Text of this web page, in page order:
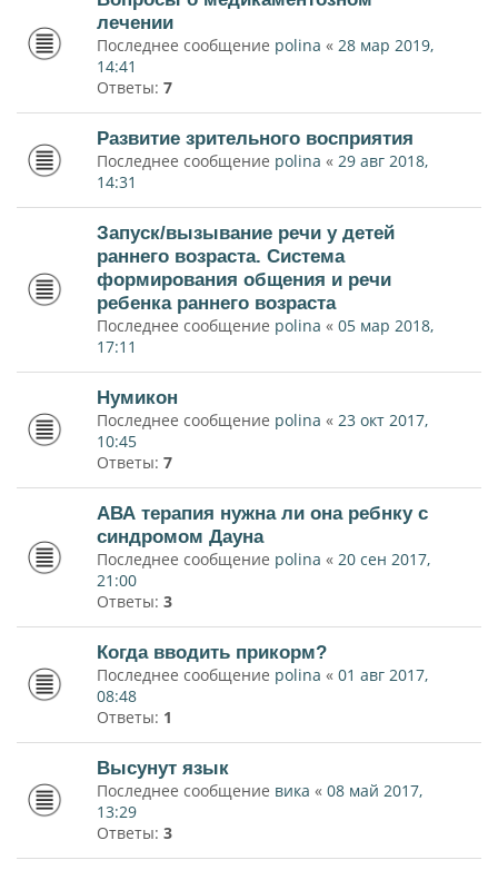
лечении
Последнее сообщение polina « 28 мар 2019,
14:41
Ответы: 7
Развитие зрительного восприятия
Последнее сообщение polina « 29 авг 2018,
14:31
Запуск/вызывание речи у детей
раннего возраста. Система
формирования общения и речи
ребенка раннего возраста
Последнее сообщение polina « 05 мар 2018,
17:11
Нумикон
Последнее сообщение polina « 23 окт 2017,
10:45
Ответы: 7
АВА терапия нужна ли она ребнку с
синдромом Дауна
Последнее сообщение polina « 20 сен 2017,
21:00
Ответы: 3
Когда вводить прикорм?
Последнее сообщение polina « 01 авг 2017,
08:48
Ответы: 1
Высунут язык
Последнее сообщение вика « 08 май 2017,
13:29
Ответы: 3